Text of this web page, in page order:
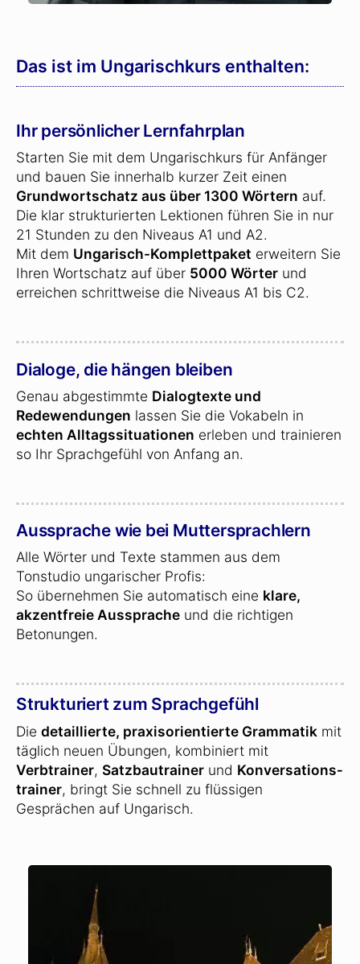
Das ist im Ungarischkurs enthalten:
Ihr persönlicher Lernfahrplan
Starten Sie mit dem Ungarischkurs für Anfänger
und bauen Sie innerhalb kurzer Zeit einen
Grundwortschatz aus über 1300 Wörtern auf.
Die klar strukturierten Lektionen führen Sie in nur
21 Stunden zu den Niveaus A1 und A2.
Mit dem Ungarisch-Komplettpaket erweitern Sie
Ihren Wortschatz auf über 5000 Wörter und
erreichen schrittweise die Niveaus A1 bis C2.
Dialoge, die hängen bleiben
Genau abgestimmte Dialogtexte und
Redewendungen lassen Sie die Vokabeln in
echten Alltagssituationen erleben und trainieren
so Ihr Sprachgefühl von Anfang an.
Aussprache wie bei Muttersprachlern
Alle Wörter und Texte stammen aus dem
Tonstudio ungarischer Profis:
So übernehmen Sie automatisch eine klare,
akzentfreie Aussprache und die richtigen
Betonungen.
Strukturiert zum Sprachgefühl
Die detaillierte, praxisorientierte Grammatik mit
täglich neuen Übungen, kombiniert mit
Verbtrainer, Satzbautrainer und Konversations­
trainer, bringt Sie schnell zu flüssigen
Gesprächen auf Ungarisch.